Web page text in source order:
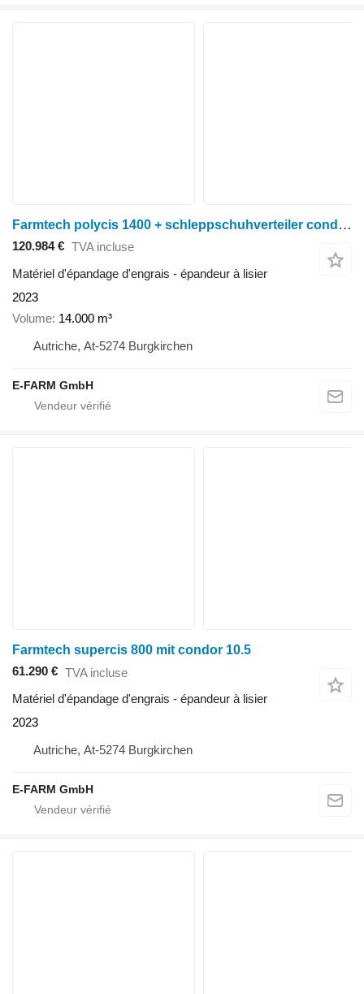
Farmtech polycis 1400 + schleppschuhverteiler condor 15.0
120.984 € TVA incluse
Matériel d'épandage d'engrais - épandeur à lisier
2023
Volume 14.000 m³
Autriche, At-5274 Burgkirchen
E-FARM GmbH
Farmtech supercis 800 mit condor 10.5
61.290 € TVA incluse
Matériel d'épandage d'engrais - épandeur à lisier
2023
Autriche, At-5274 Burgkirchen
E-FARM GmbH